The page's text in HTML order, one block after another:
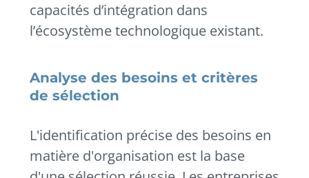
capacités d’intégration dans
l’écosystème technologique existant.
Analyse des besoins et critères
de sélection
L'identification précise des besoins en
matière d'organisation est la base